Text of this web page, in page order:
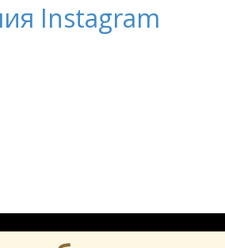
Instagram